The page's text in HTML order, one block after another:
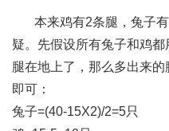
本来鸡有2条腿，兔子有
疑。先假设所有兔子和鸡
腿在地上了，那么多出来
即可：
兔子=(40-15X2)/2=5只